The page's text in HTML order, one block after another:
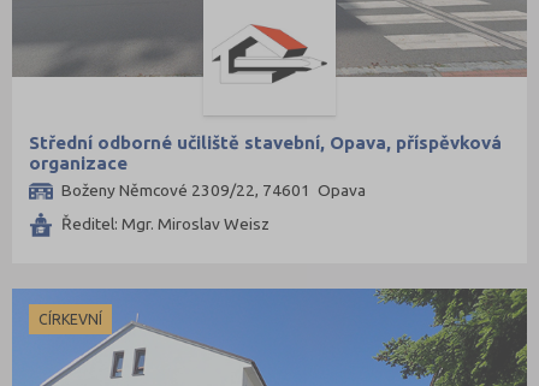
Střední odborné učiliště stavební, Opava, příspěvková
organizace
Boženy Němcové 2309/22, 74601 Opava
Ředitel: Mgr. Miroslav Weisz
CÍRKEVNÍ